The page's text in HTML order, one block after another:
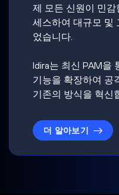
제 모든 신원이 민
세스하여 대규모 및
었습니다.
Idira는 최신 PAM을
기능을 확장하여 공
기존의 방식을 혁신
더 알아보기